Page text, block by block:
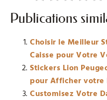
Publications
Choisir le Meilleur
Caisse pour Votre
Stickers Lion
pour Afficher votre
Customisez Votre